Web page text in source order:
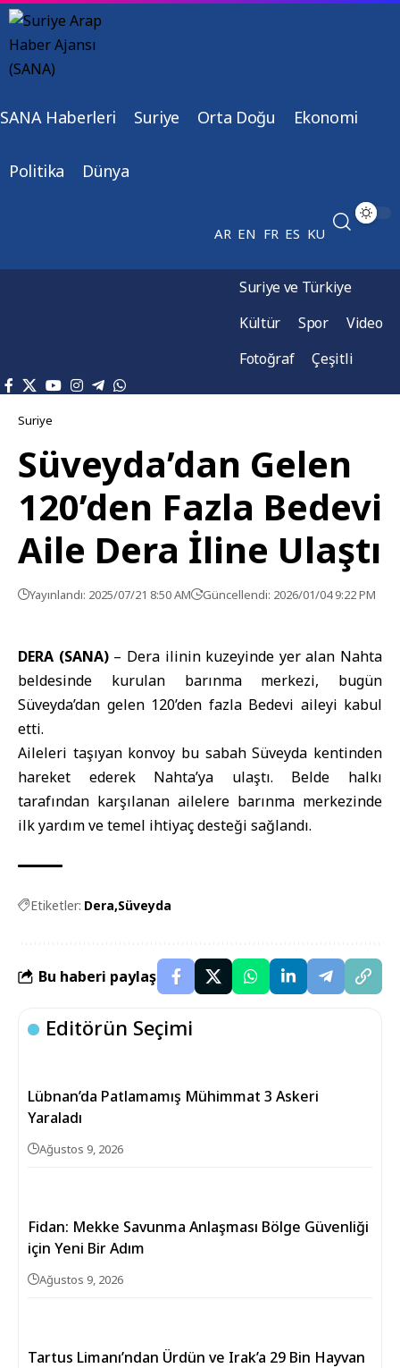
SANA Haberleri Suriye Orta Doğu Ekonomi
Politika Dünya
AR EN FR ES KU
Suriye ve Türkiye
Kültür
Spor
Video
Fotoğraf
Çeşitli
Suriye
Süveyda’dan Gelen
120’den Fazla Bedevi
Aile Dera İline Ulaştı
Yayınlandı: 2025/07/21 8:50 AM Güncellendi: 2026/01/04 9:22 PM
DERA (SANA)– Dera ilinin kuzeyinde yer alan Nahta
beldesinde kurulan barınma merkezi, bugün
Süveyda’dan gelen 120’den fazla Bedevi aileyi kabul
etti.
Aileleri taşıyan konvoy bu sabah Süveyda kentinden
hareket ederek Nahta’ya ulaştı. Belde halkı
tarafından karşılanan ailelere barınma merkezinde
ilk yardım ve temel ihtiyaç desteği sağlandı.
Etiketler: Dera Süveyda
Bu haberi paylaş
Editörün Seçimi
Lübnan’da Patlamamış Mühimmat 3 Askeri
Yaraladı
Ağustos 9, 2026
Fidan: Mekke Savunma Anlaşması Bölge Güvenliği
için Yeni Bir Adım
Ağustos 9, 2026
Tartus Limanı’ndan Ürdün ve Irak’a 29 Bin Hayvan